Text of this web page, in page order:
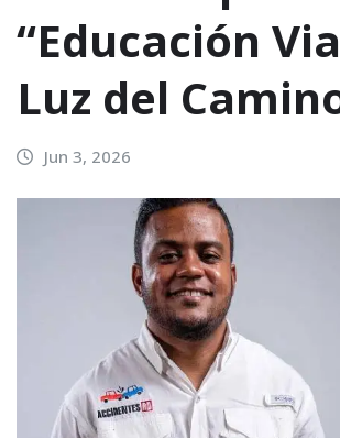
“Educación
Luz del
Jun 3, 2026